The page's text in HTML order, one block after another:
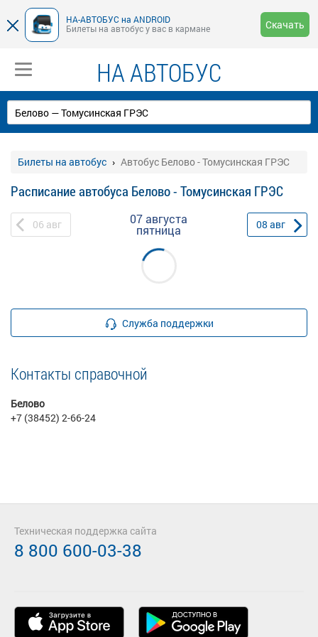
НА-АВТОБУС на ANDROID
Билеты на автобус у вас в кармане
Скачать
НА АВТОБУС
Билеты на автобус Автобус Белово - Томусинская ГРЭС
Расписание автобуса Белово - Томусинская ГРЭС
06 авг 07 августа
пятница 08 авг
Служба поддержки
Контакты справочной
Белово
+7 (38452) 2-66-24
Техническая поддержка сайта
8 800 600-03-38